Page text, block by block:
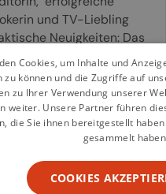
und TV-Liebling
Neuigkeiten: Das
und Kuchenuniversum
weiterlesen
Cookies, um Inhalte und
zu können und die Zugriffe auf
zu Ihrer Verwendung unserer
weiter. Unsere Partner führen
die Sie ihnen bereitgestellt
gesammelt
COOKIES